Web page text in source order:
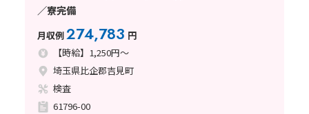
／寮完備
月収例274,783 円
【時給】1,250円～
埼玉県比企郡吉見町
検査
61796-00